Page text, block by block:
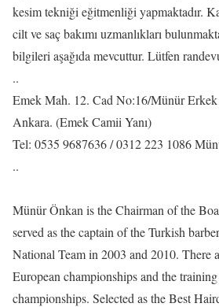
kesim tekniği eğitmenliği yapmaktadır.
cilt ve saç bakımı uzmanlıkları
bilgileri aşağıda mevcuttur. Lütfen
..
Emek Mah. 12. Cad No:16/Münür
Ankara. (Emek Camii Yanı)
Tel: 0535 9687636 / 0312 223 1086
..
Münür Önkan is the Chairman of the
served as the captain of the Turkish
National Team in 2003 and 2010. There
European championships and the
championships. Selected as the Best